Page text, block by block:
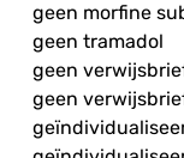
geen morfine
geen tramadol
geen
geen